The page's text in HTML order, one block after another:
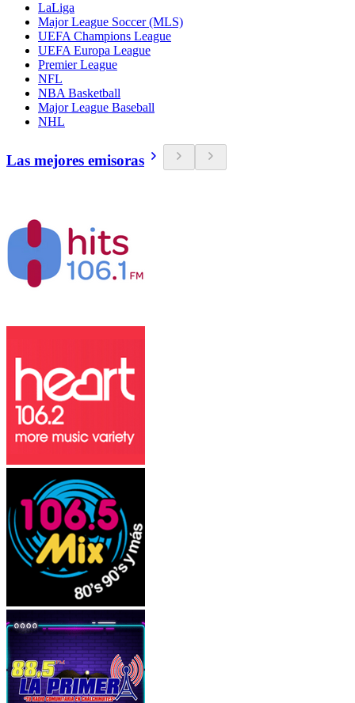
LaLiga
Major League Soccer (MLS)
UEFA Champions League
UEFA Europa League
Premier League
NFL
NBA Basketball
Major League Baseball
NHL
Las mejores emisoras